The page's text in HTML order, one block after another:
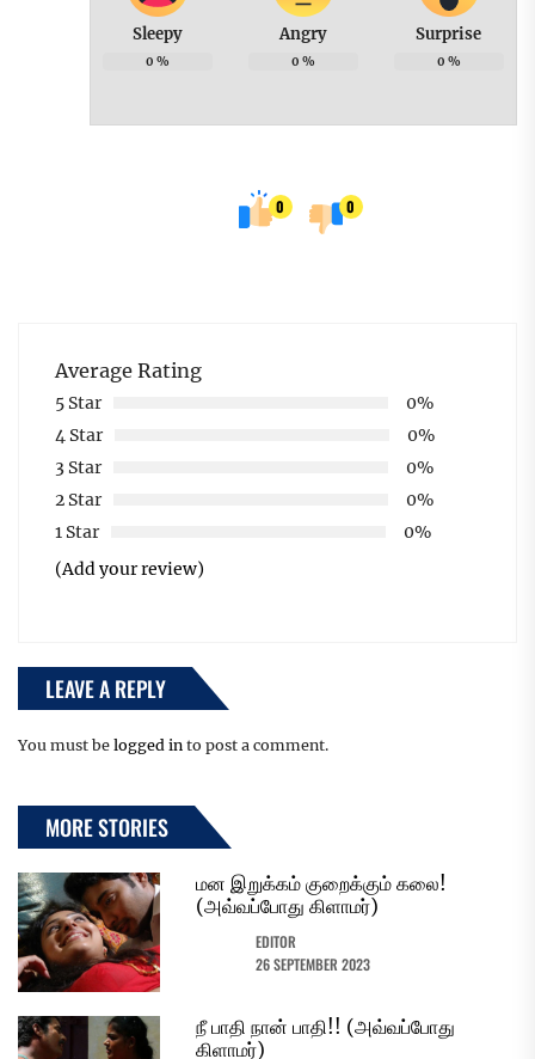
Sleepy
0 %
Angry
0 %
Surprise
0 %
0 0
Average Rating
5 Star
0%
4 Star
0%
3 Star
0%
2 Star
0%
1 Star
0%
(Add your review)
LEAVE A REPLY
You must be logged in to post a comment.
MORE STORIES
மன இறுக்கம் குறைக்கும் கலை!
(அவ்வப்போது கிளாமர்)
EDITOR
26 SEPTEMBER 2023
நீ பாதி நான் பாதி!! (அவ்வப்போது
கிளாமர்)